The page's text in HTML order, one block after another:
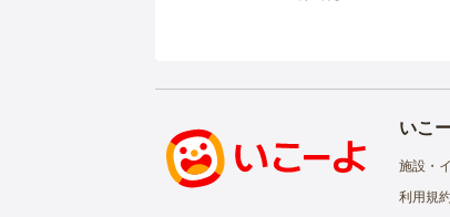
いこ
施設・
利用規